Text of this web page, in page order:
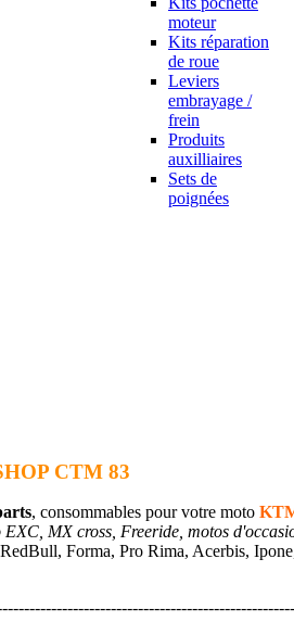
moteur
Kits réparation
de roue
Leviers
embrayage /
frein
Produits
auxilliaires
Sets de
poignées
CTM 83
, consommables pour votre moto
MX cross, Freeride, motos
Forma, Pro Rima, Acerbis,